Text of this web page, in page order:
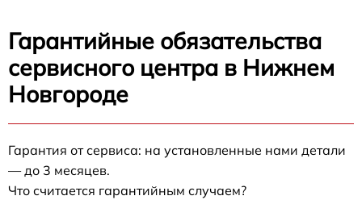
Гарантийные обязательства
сервисного центра в Нижнем
Новгороде
Гарантия от сервиса: на установленные нами детали
— до 3 месяцев.
Что считается гарантийным случаем?